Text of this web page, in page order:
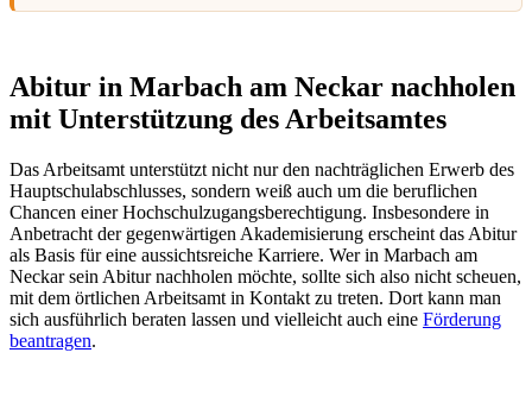
Abitur in Marbach am Neckar nachholen
mit Unterstützung des Arbeitsamtes
Das Arbeitsamt unterstützt nicht nur den nachträglichen Erwerb des
Hauptschulabschlusses, sondern weiß auch um die beruflichen
Chancen einer Hochschulzugangsberechtigung. Insbesondere in
Anbetracht der gegenwärtigen Akademisierung erscheint das Abitur
als Basis für eine aussichtsreiche Karriere. Wer in Marbach am
Neckar sein Abitur nachholen möchte, sollte sich also nicht scheuen,
mit dem örtlichen Arbeitsamt in Kontakt zu treten. Dort kann man
sich ausführlich beraten lassen und vielleicht auch eine Förderung
beantragen.